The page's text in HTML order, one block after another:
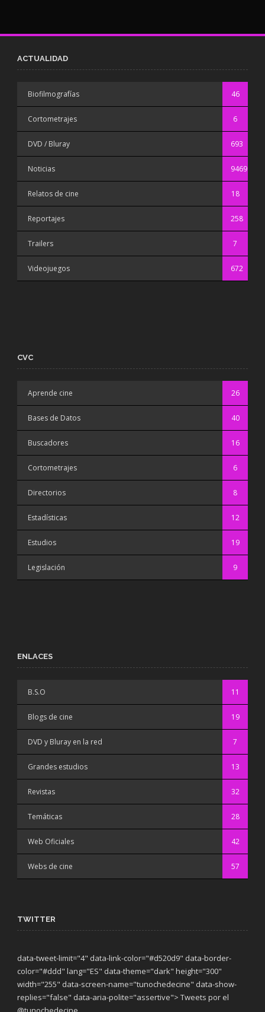
ACTUALIDAD
Biofilmografías 46
Cortometrajes 6
DVD / Bluray 693
Noticias 9469
Relatos de cine 18
Reportajes 258
Trailers 7
Videojuegos 672
CVC
Aprende cine 26
Bases de Datos 40
Buscadores 16
Cortometrajes 6
Directorios 8
Estadísticas 12
Estudios 19
Legislación 9
ENLACES
B.S.O 11
Blogs de cine 19
DVD y Bluray en la red 7
Grandes estudios 13
Revistas 32
Temáticas 28
Web Oficiales 42
Webs de cine 57
TWITTER
data-tweet-limit="4" data-link-color="#d520d9" data-border-
color="#ddd" lang="ES" data-theme="dark" height="300"
width="255" data-screen-name="tunochedecine" data-show-
replies="false" data-aria-polite="assertive"> Tweets por el